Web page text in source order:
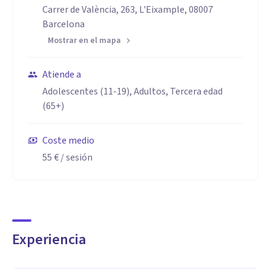
Carrer de València, 263, L'Eixample, 08007
Barcelona
Mostrar en el mapa
Atiende a
Adolescentes (11-19), Adultos, Tercera edad
(65+)
Coste medio
55 €/ sesión
Experiencia